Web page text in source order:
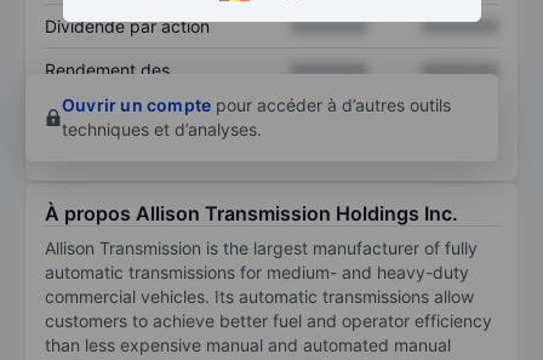
Dividende par action XXXXXXX XXXXXXX
Rendement des
XXXXXXX
XXXXXXX
Ouvrir un compte pour accéder à d’autres outils
techniques et d’analyses.
À propos Allison Transmission Holdings Inc.
Allison Transmission is the largest manufacturer of fully
automatic transmissions for medium- and heavy-duty
commercial vehicles. Its automatic transmissions allow
customers to achieve better fuel and operator efficiency
than less expensive manual and automated manual